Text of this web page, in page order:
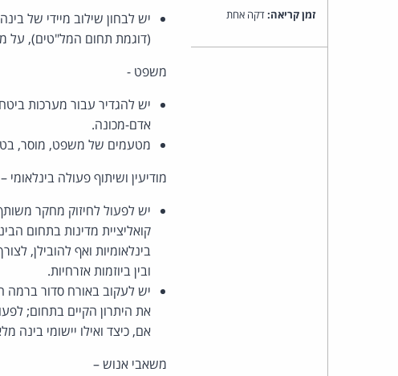
זמן קריאה:דקה אחת
יש לבחון שילוב מיידי של
(דוגמת תחום המל"טים), על
משפט -
יש להגדיר עבור מערכות
אדם-מכונה.
מטעמים של משפט, מוסר,
מודיעין ושיתוף פעולה בינלאומי –
יש לפעול לחיזוק מחקר
קואליציית מדינות בתחום
בינלאומיות ואף להובילן,
ובין ביוזמות אזרחיות.
יש לעקוב באורח סדור
את היתרון הקיים בתחום;
אם, כיצד ואילו יישומי בינה
משאבי אנוש –